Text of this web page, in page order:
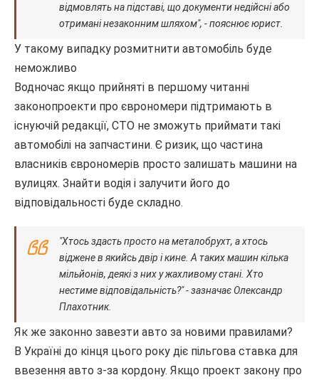
відмовлять на підставі, що документи недійсні або
отримані незаконним шляхом", - пояснює юрист.
У такому випадку розмитнити автомобіль буде
неможливо
Водночас якщо прийняті в першому читанні
законопроекти про єврономери підтримають в
існуючій редакції, СТО не зможуть приймати такі
автомобілі на запчастини. Є ризик, що частина
власників єврономерів просто залишать машини на
вулицях. Знайти водія і залучити його до
відповідальності буде складно.
"Хтось здасть просто на металобрухт, а хтось
віджене в якийсь двір і кине. А таких машин кілька
мільйонів, деякі з них у жахливому стані. Хто
нестиме відповідальність?" - зазначає Олександр
Плахотник.
Як же законно завезти авто за новими правилами?
В Україні до кінця цього року діє пільгова ставка для
ввезення авто з-за кордону. Якщо проект закону про